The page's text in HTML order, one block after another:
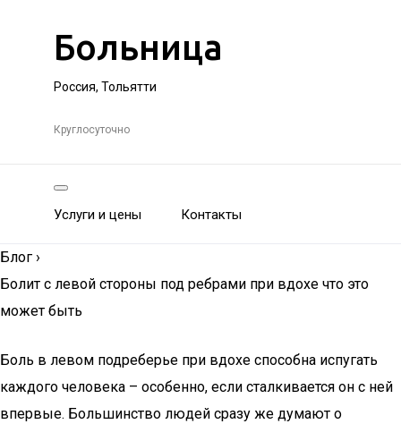
Больница
Россия, Тольятти
Круглосуточно
Услуги и цены Контакты
Блог ›
Болит с левой стороны под ребрами при вдохе что это
может быть
Боль в левом подреберье при вдохе способна испугать
каждого человека – особенно, если сталкивается он с ней
впервые. Большинство людей сразу же думают о